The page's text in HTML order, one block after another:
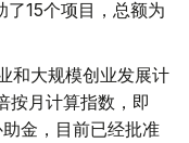
15个项目，总额为
和大规模创业发展计
按月计算指数，即
金，目前已经批准